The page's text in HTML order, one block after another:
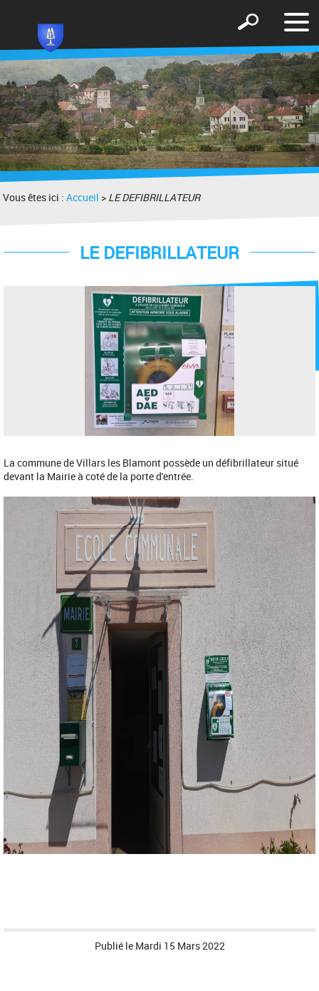
le
Afficher
formulaire
de
recherche
Vous êtes ici :Accueil > LE DEFIBRILLATEUR
LE DEFIBRILLATEUR
La commune de Villars les Blamont possède un défibrillateur situé
devant la Mairie à coté de la porte d'entrée.
Publié le Mardi 15 Mars 2022